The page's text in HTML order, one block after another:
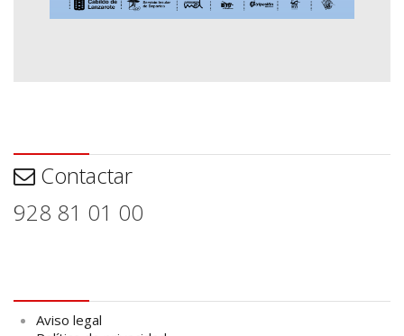
Contactar
928 81 01 00
Aviso legal